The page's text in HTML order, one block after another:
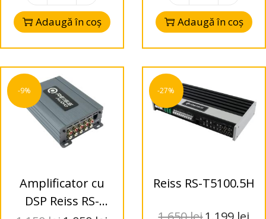
Adaugă în coș Adaugă în coș
-9%
Amplificator cu
DSP Reiss RS-
-27%
Reiss RS-T5100.5H